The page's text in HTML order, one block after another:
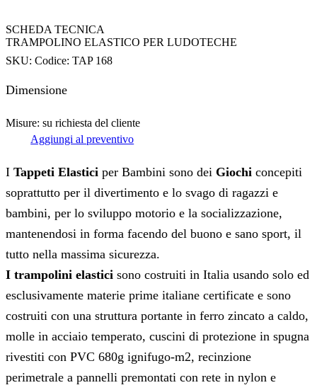
SCHEDA TECNICA
TRAMPOLINO ELASTICO PER LUDOTECHE
SKU: Codice: TAP 168
Dimensione
Misure: su richiesta del cliente
Aggiungi al preventivo
I Tappeti Elastici per Bambini sono dei Giochi concepiti
soprattutto per il divertimento e lo svago di ragazzi e
bambini, per lo sviluppo motorio e la socializzazione,
mantenendosi in forma facendo del buono e sano sport, il
tutto nella massima sicurezza.
I trampolini elastici sono costruiti in Italia usando solo ed
esclusivamente materie prime italiane certificate e sono
costruiti con una struttura portante in ferro zincato a caldo,
molle in acciaio temperato, cuscini di protezione in spugna
rivestiti con PVC 680g ignifugo-m2, recinzione
perimetrale a pannelli premontati con rete in nylon e